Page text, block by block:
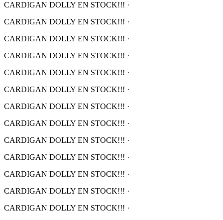
CARDIGAN DOLLY EN STOCK!!! ·
CARDIGAN DOLLY EN STOCK!!! ·
CARDIGAN DOLLY EN STOCK!!! ·
CARDIGAN DOLLY EN STOCK!!! ·
CARDIGAN DOLLY EN STOCK!!! ·
CARDIGAN DOLLY EN STOCK!!! ·
CARDIGAN DOLLY EN STOCK!!! ·
CARDIGAN DOLLY EN STOCK!!! ·
CARDIGAN DOLLY EN STOCK!!! ·
CARDIGAN DOLLY EN STOCK!!! ·
CARDIGAN DOLLY EN STOCK!!! ·
CARDIGAN DOLLY EN STOCK!!! ·
CARDIGAN DOLLY EN STOCK!!! ·